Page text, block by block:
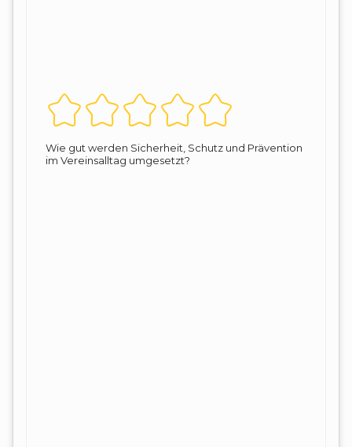
Wie gut werden Sicherheit, Schutz und Prävention
im Vereinsalltag umgesetzt?